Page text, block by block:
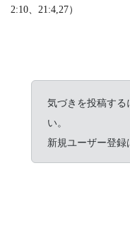
2:10、21:4,27）
気づきを投稿する
い。
新規ユーザー登録